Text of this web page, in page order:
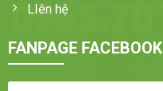
LIên hệ
FANPAGE FACEBOOK